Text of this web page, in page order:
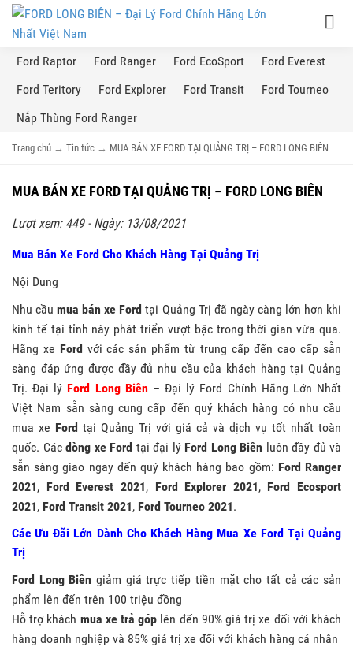
Ford Raptor Ford Ranger Ford EcoSport
Ford Everest
Ford Teritory
Ford Explorer Ford Transit
Ford Tourneo
Nắp Thùng Ford Ranger
Trang chủ → Tin tức → MUA BÁN XE FORD TẠI QUẢNG TRỊ – FORD LONG BIÊN
MUA BÁN XE FORD TẠI QUẢNG TRỊ – FORD LONG BIÊN
Lượt xem: 449 - Ngày: 13/08/2021
Mua Bán Xe Ford Cho Khách Hàng Tại Quảng Trị
Nội Dung
Nhu cầumua bán xe Ford tại Quảng Trị đã ngày càng lớn hơn khi
kinh tế tại tỉnh này phát triển vượt bậc trong thời gian vừa qua.
Hãng xe Ford với các sản phẩm từ trung cấp đến cao cấp sẵn
sàng đáp ứng được đầy đủ nhu cầu của khách hàng tại Quảng
Trị. Đại lý Ford Long Biên – Đại lý Ford Chính Hãng Lớn Nhất
Việt Nam sẵn sàng cung cấp đến quý khách hàng có nhu cầu
mua xe Ford tại Quảng Trị với giá cả và dịch vụ tốt nhất toàn
quốc. Các dòng xe Ford tại đại lý Ford Long Biên luôn đầy đủ và
sẵn sàng giao ngay đến quý khách hàng bao gồm: Ford Ranger
2021, Ford Everest 2021, Ford Explorer 2021, Ford Ecosport
2021, Ford Transit 2021, Ford Tourneo 2021.
Các Ưu Đãi Lớn Dành Cho Khách Hàng Mua Xe Ford Tại Quảng
Trị
Ford Long Biên giảm giá trực tiếp tiền mặt cho tất cả các sản
phẩm lên đến trên 100 triệu đồng
Hỗ trợ khách mua xe trả góp lên đến 90% giá trị xe đối với khách
hàng doanh nghiệp và 85% giá trị xe đối với khách hàng cá nhân